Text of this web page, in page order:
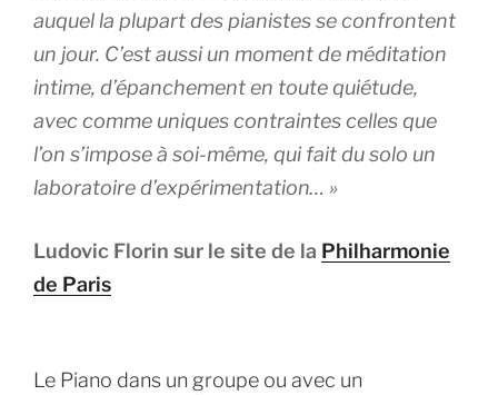
auquel la plupart des pianistes se confrontent
un jour. C’est aussi un moment de méditation
intime, d’épanchement en toute quiétude,
avec comme uniques contraintes celles que
l’on s’impose à soi-même, qui fait du solo un
laboratoire d’expérimentation… »
Ludovic Florin sur le site de la Philharmonie
de Paris
Le Piano dans un groupe ou avec un